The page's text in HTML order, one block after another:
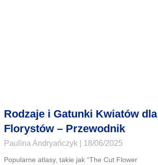
Rodzaje i Gatunki Kwiatów dla
Florystów – Przewodnik
Paulina Andryańczyk 18/06/2025
Popularne atlasy, takie jak “The Cut Flower